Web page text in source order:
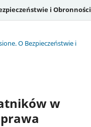
i Obronności
O Bezpieczeństwie i
w